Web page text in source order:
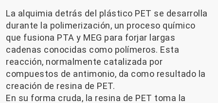
La alquimia detrás del plástico PET se desarrolla
durante la polimerización, un proceso químico
que fusiona PTA y MEG para forjar largas
cadenas conocidas como polímeros. Esta
reacción, normalmente catalizada por
compuestos de antimonio, da como resultado la
creación de resina de PET.
En su forma cruda, la resina de PET toma la